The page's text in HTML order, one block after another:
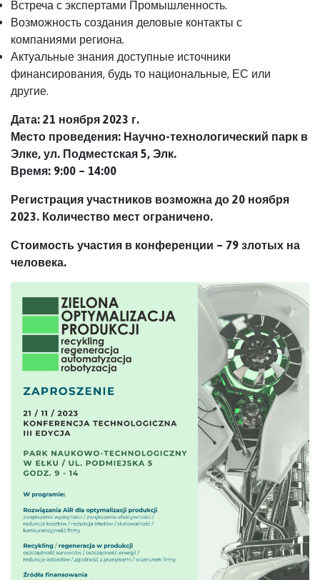
Встреча с экспертами Промышленность.
Возможность создания деловые контакты с
компаниями региона.
Актуальные знания доступные источники
финансирования, будь то национальные, ЕС или
другие.
Дата: 21 ноября 2023 г.
Место проведения: Научно-технологический парк в
Элке, ул. Подместская 5, Элк.
Время: 9:00 – 14:00
Регистрация участников возможна до 20 ноября
2023. Количество мест ограничено.
Стоимость участия в конференции – 79 злотых на
человека.